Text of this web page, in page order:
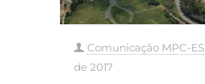
Comunicação MPC-ES
de 2017